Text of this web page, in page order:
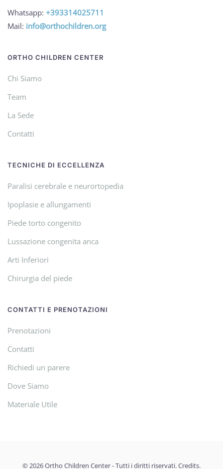
Whatsapp: +393314025711
Mail: info@orthochildren.org
ORTHO CHILDREN CENTER
Chi Siamo
Team
La Sede
Contatti
TECNICHE DI ECCELLENZA
Paralisi cerebrale e neurortopedia
Ipoplasie e allungamenti
Piede torto congenito
Lussazione congenita anca
Arti Inferiori
Chirurgia del piede
CONTATTI E PRENOTAZIONI
Prenotazioni
Contatti
Richiedi un parere
Dove Siamo
Materiale Utile
©2026Ortho Children Center - Tutti i diritti riservati.Credits.